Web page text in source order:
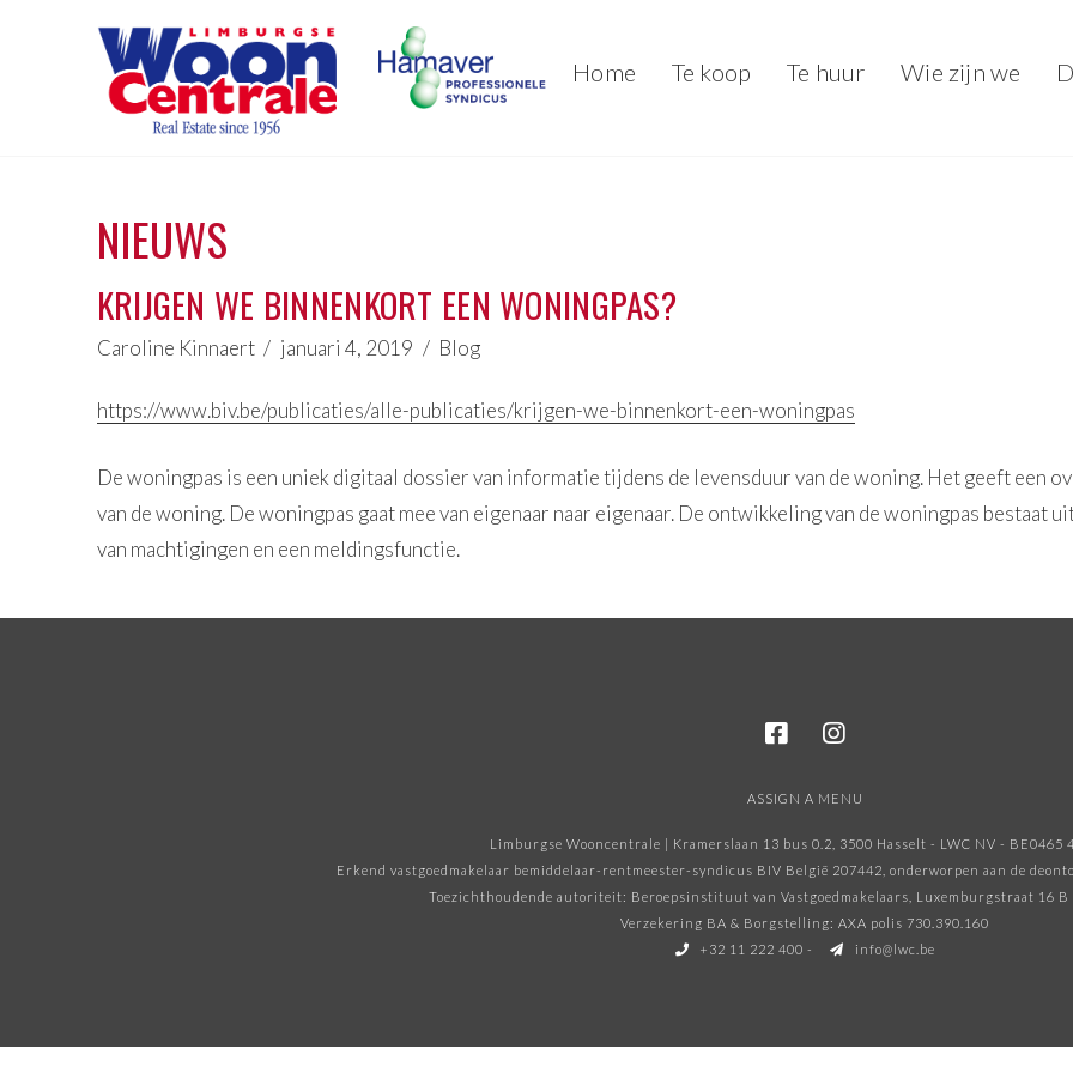
Home Te koop Te huur Wie zijn we
NIEUWS
KRIJGEN WE BINNENKORT EEN WONINGPAS?
Caroline Kinnaert januari 4, 2019 Blog
https://www.biv.be/publicaties/alle-publicaties/krijgen-we-binnenkort-een-woningpas
De woningpas is een uniek digitaal dossier van informatie tijdens de levensduur van de woning. Het geeft een
van de woning. De woningpas gaat mee van eigenaar naar eigenaar. De ontwikkeling van de woningpas bestaat
van machtigingen en een meldingsfunctie.
ASSIGN A MENU
Limburgse Wooncentrale | Kramerslaan 13 bus 0.2, 3500 Hasselt - LWC NV - BE0465
Erkend vastgoedmakelaar bemiddelaar-rentmeester-syndicus BIV België 207442, onderworpen aan de
Toezichthoudende autoriteit: Beroepsinstituut van Vastgoedmakelaars, Luxemburgstraat 16 B
Verzekering BA & Borgstelling: AXA polis 730.390.160
+32 11 222 400 - info@lwc.be